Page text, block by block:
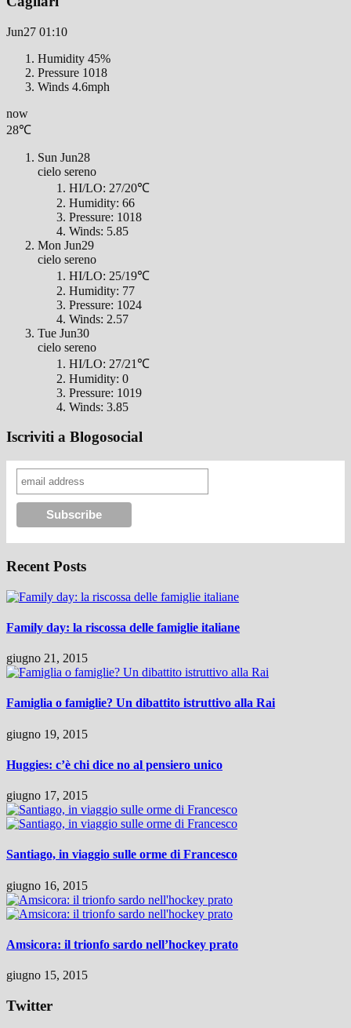
Jun27 01:10
Humidity 45%
Pressure 1018
Winds 4.6mph
now
28℃
Sun Jun28
cielo sereno
HI/LO: 27/20℃
Humidity: 66
Pressure: 1018
Winds: 5.85
Mon Jun29
cielo sereno
HI/LO: 25/19℃
Humidity: 77
Pressure: 1024
Winds: 2.57
Tue Jun30
cielo sereno
HI/LO: 27/21℃
Humidity: 0
Pressure: 1019
Winds: 3.85
Iscriviti a Blogosocial
Recent Posts
Family day: la riscossa delle famiglie italiane
giugno 21, 2015
Famiglia o famiglie? Un dibattito istruttivo alla Rai
giugno 19, 2015
Huggies: c’è chi dice no al pensiero unico
giugno 17, 2015
Santiago, in viaggio sulle orme di Francesco
giugno 16, 2015
Amsicora: il trionfo sardo nell’hockey prato
giugno 15, 2015
Twitter